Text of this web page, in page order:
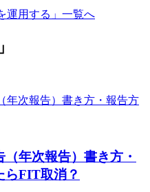
の統括から契約実務までを幅
い資産運用モデルの構築を徹
記事 ）
税対策を検討される投資家の
しているからこそ、シミュレ
判断に不可欠なリスクや前提
運用する」一覧へ
年次報告）書き方・
らFIT取消？